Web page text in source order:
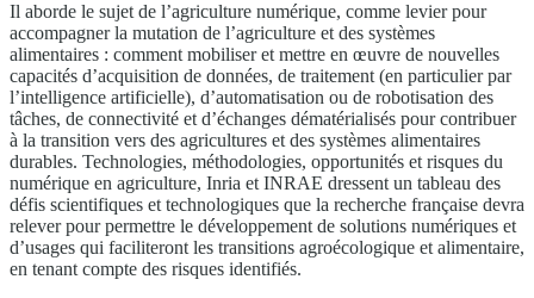
Il aborde le sujet de l’agriculture numérique, comme levier pour
accompagner la mutation de l’agriculture et des systèmes
alimentaires : comment mobiliser et mettre en œuvre de nouvelles
capacités d’acquisition de données, de traitement (en particulier par
l’intelligence artificielle), d’automatisation ou de robotisation des
tâches, de connectivité et d’échanges dématérialisés pour contribuer
à la transition vers des agricultures et des systèmes alimentaires
durables. Technologies, méthodologies, opportunités et risques du
numérique en agriculture, Inria et INRAE dressent un tableau des
défis scientifiques et technologiques que la recherche française devra
relever pour permettre le développement de solutions numériques et
d’usages qui faciliteront les transitions agroécologique et alimentaire,
en tenant compte des risques identifiés.